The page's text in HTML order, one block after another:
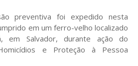
preventiva foi expedido nesta
em um ferro-velho localizado
em Salvador, durante ação do
e Proteção à Pessoa